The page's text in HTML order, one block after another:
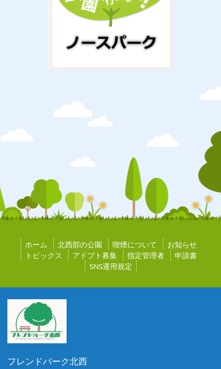
ホーム 北西部の公園 喫煙について
お知らせ
トピックス
アドプト募集 指定管理者
申請書
SNS運用規定
フレンドパーク北西